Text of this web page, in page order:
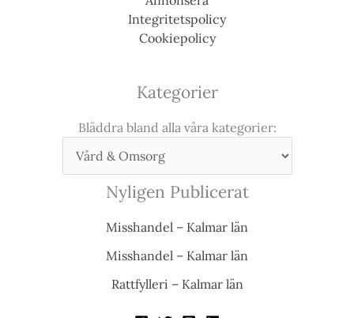
Integritetspolicy
Cookiepolicy
Kategorier
Bläddra bland alla våra kategorier:
Nyligen Publicerat
Misshandel – Kalmar län
Misshandel – Kalmar län
Rattfylleri – Kalmar län